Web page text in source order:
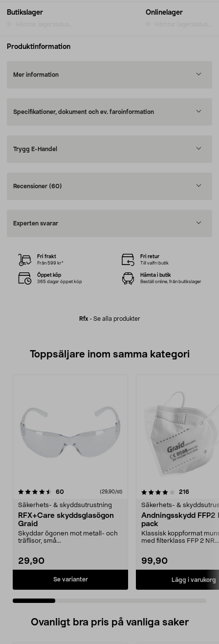
Butikslager Onlinelager
Produktinformation
Mer information
Specifikationer, dokument och ev. faroinformation
Trygg E-Handel
Recensioner (60)
Experten svarar
Rfx- Se alla produkter
Fri frakt
Från 599 kr*
Fri retur
Till valfri butik
Öppet köp
365 dagar öppet köp
Hämta i butik
Beställ online, från butikslager
Toppsäljare inom samma kategori
60recensioner (29,90/st)
Säkerhets- & skyddsutrustning
RFX+Care skyddsglasögon
Graid
Skyddar ögonen mot metall- och
träflisor, små...
29,90
Se varianter
4.0 av 5 stjärnor 216
Säkerhets- &
Andningsskydd FFP2
pack
Klassisk koppformat
med filterklass FFP 2 NR.
99,90
Lägg i varukorg
4.5 av 5 stjärnor
Ovanligt bra pris på vanliga saker